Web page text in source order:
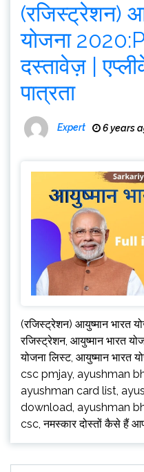
(रजिस्ट्रेशन)
योजना
दस्तावेज़ |
पात्रता
Expert 6 years
(रजिस्ट्रेशन) आयुष्मान भारत
रजिस्ट्रेशन, आयुष्मान भारत
योजना लिस्ट, आयुष्मान भारत
csc pmjay, ayushman
ayushman card list,
download, ayushman
csc, नमस्कार दोस्तों कैसे हैं